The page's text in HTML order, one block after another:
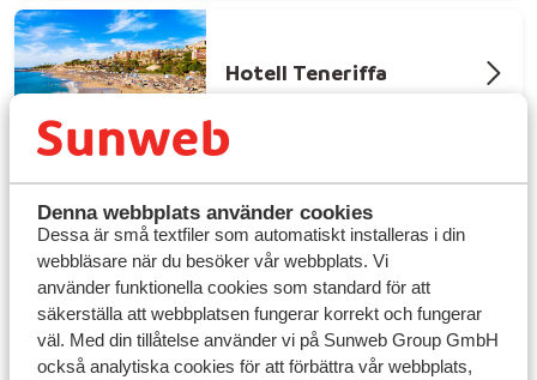
Denna webbplats använder cookies
Dessa är små textfiler som automatiskt installeras i din
webbläsare när du besöker vår webbplats. Vi
använder funktionella cookies som standard för att
säkerställa att webbplatsen fungerar korrekt och fungerar
väl. Med din tillåtelse använder vi på Sunweb Group GmbH
också analytiska cookies för att förbättra vår webbplats,
Hotell Teneriffa
Vem tar du med dig till Maspalomas?